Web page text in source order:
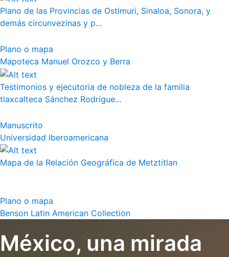
Plano de las Provincias de Ostimuri, Sinaloa, Sonora, y
demás circunvezinas y p...
Plano o mapa
Mapoteca Manuel Orozco y Berra
Testimonios y ejecutoria de nobleza de la familia
tlaxcalteca Sánchez Rodrígue...
Manuscrito
Universidad Iberoamericana
Mapa de la Relación Geográfica de Metztitlan
Plano o mapa
Benson Latin American Collection
México, una mirada